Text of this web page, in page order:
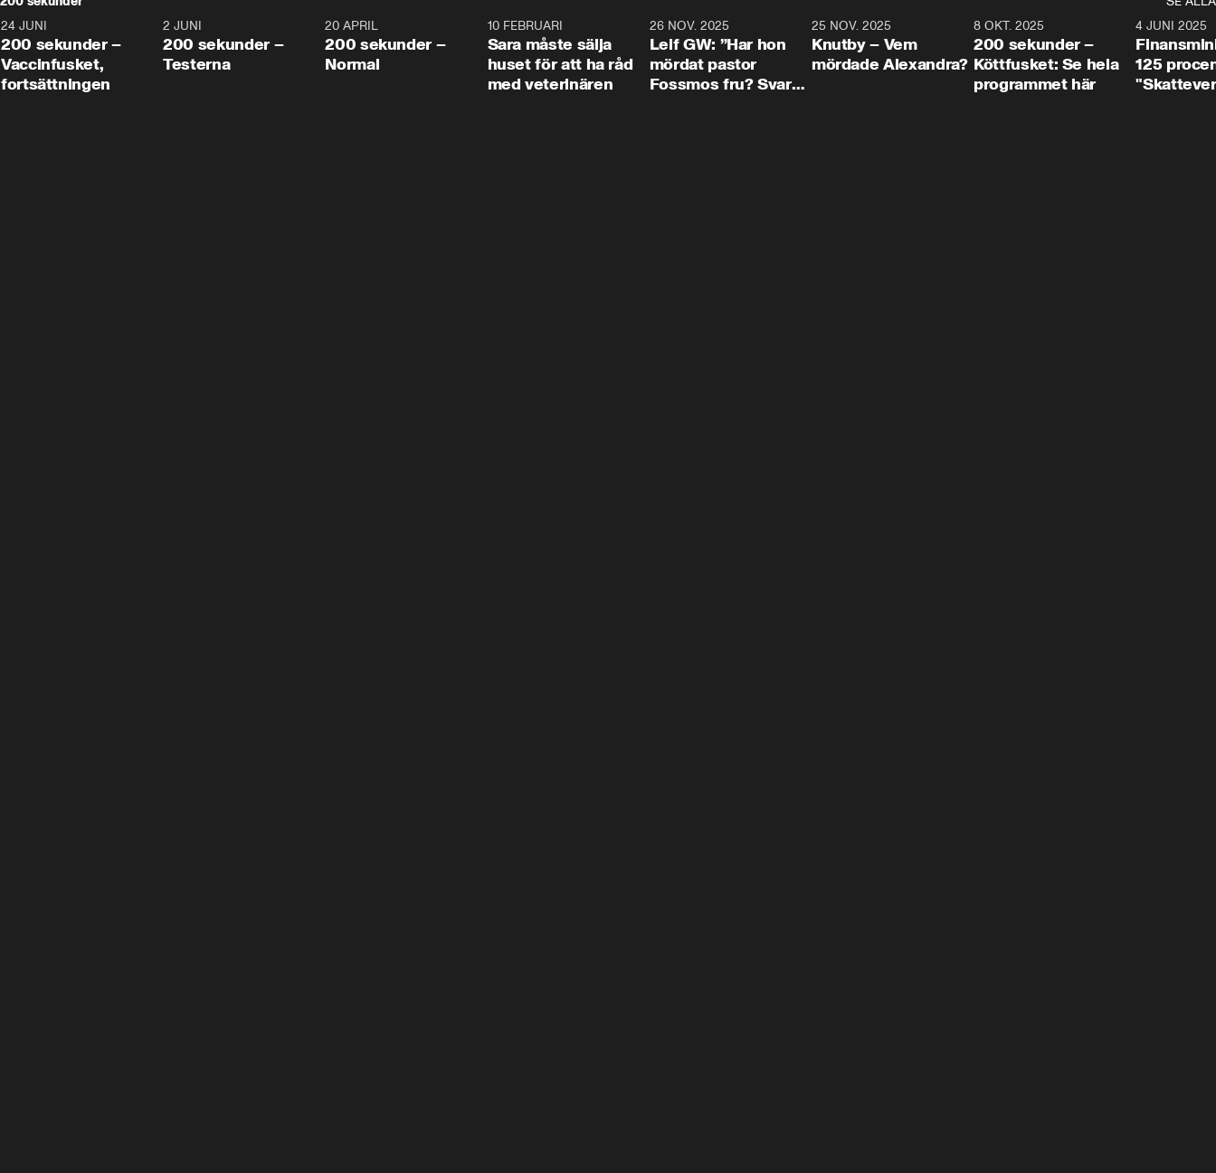
5:00
24 JUNI
200 sekunder –
Vaccinfusket,
fortsättningen
4:23
2 JUNI
200 sekunder –
Testerna
20 APRIL
200 sekunder –
Normal
10 FEBRUARI
Sara måste sälja
huset för att ha råd
med veterinären
26 NOV. 2025
Leif GW: ”Har hon
mördat pastor
Fossmos fru? Svar
31:05
25 NOV. 2025
Knutby – Vem
mördade Alexandra?
4:29
8 OKT. 2025
200 sekunder –
Köttfusket: Se hela
programmet här
4 JUNI 2025
125